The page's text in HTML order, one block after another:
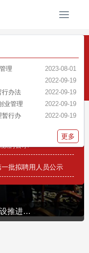
T
g
l
e
n
a
v
i
a
t
i
n
我校召开创建卓越院校师资队伍建设推进工作会
通过人员名单公示
审继续教育学时认
的公示
批拟聘用人员公示
2025-06-06
聘用人
2024-09-13
2024-09-08
期开学
2024-09-08
神
2024-08-12
进基
更多
2025-10-28
人员名
2025-09-28
续教育
2025-09-17
2025-06-16
公示
2025-05-06
果公示
更多
2024-11-01
2024-01-12
2022-03-22
通知
2021-01-11
2020-09-25
更多
2021-12-01
2021-11-23
党
2021-10-12
培训班
2021-09-06
掀
2021-07-20
展党
更多
2020-09-27
知
2017-03-23
生育
2017-03-22
会保障
2017-03-22
厅 关
2016-10-11
革的指
更多
2023-08-01
理
2022-09-19
2022-09-19
行办法
2022-09-19
业管理
2022-09-19
暂行办
更多
育阳光服务中心|评估数
务平台
毕业生离校系
Business Vocational
电话:0731-88131717 传